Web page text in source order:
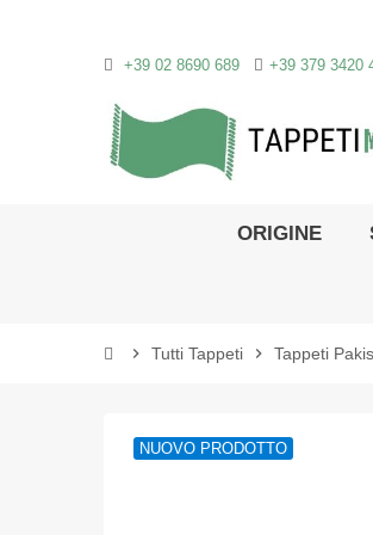
+39 02 8690 689 +39 379 3420
ORIGINE
chevron_right Tutti Tappeti chevron_right Tappeti
NUOVO PRODOTTO